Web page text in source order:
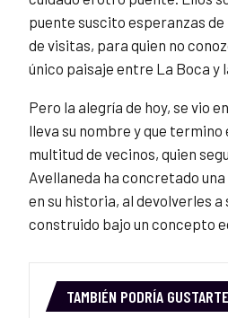
puente suscito esperanzas
de visitas, para quien no
único paisaje entre La Boca y
Pero la alegría de hoy, se vio
lleva su nombre y que
multitud de vecinos, quien
Avellaneda ha concretado
en su historia, al devolverles
construido bajo un concepto
TAMBIÉN PODRÍA GUSTARTE